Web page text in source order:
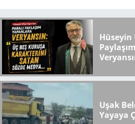
Hüseyin
Uşak
Yayaya